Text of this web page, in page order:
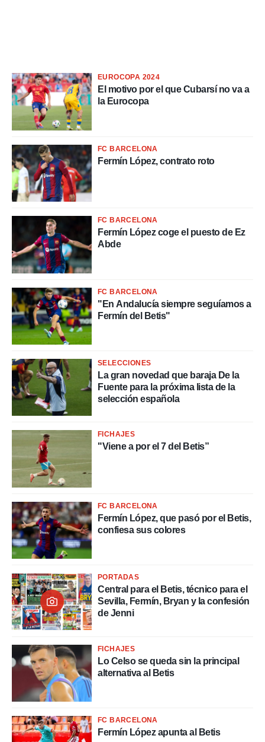
en
de
un
datos
perfiles
utilizar
crear un
uso de
contenido
medir el
de la
el
de
o a través
de
de
con el
mediante
publicidad
publicidad
1199
EUROCOPA 2024
El motivo por el que Cubarsí no va a
la Eurocopa
FC BARCELONA
Fermín López, contrato roto
FC BARCELONA
Fermín López coge el puesto de Ez
Abde
FC BARCELONA
"En Andalucía siempre seguíamos a
Fermín del Betis"
SELECCIONES
La gran novedad que baraja De la
Fuente para la próxima lista de la
selección española
FICHAJES
"Viene a por el 7 del Betis”
FC BARCELONA
Fermín López, que pasó por el Betis,
confiesa sus colores
PORTADAS
Central para el Betis, técnico para el
Sevilla, Fermín, Bryan y la confesión
de Jenni
FICHAJES
Lo Celso se queda sin la principal
alternativa al Betis
FC BARCELONA
Fermín López apunta al Betis